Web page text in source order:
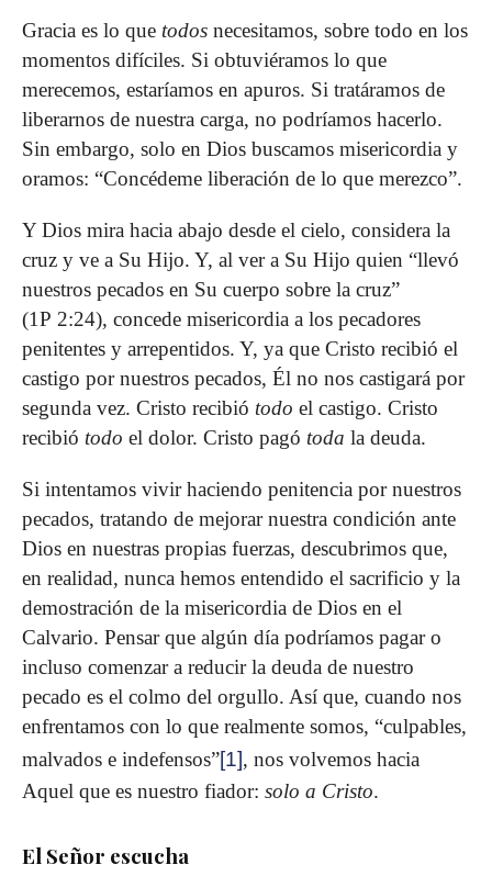
Gracia es lo que todos necesitamos, sobre todo en los
momentos difíciles. Si obtuviéramos lo que
merecemos, estaríamos en apuros. Si tratáramos de
liberarnos de nuestra carga, no podríamos hacerlo.
Sin embargo, solo en Dios buscamos misericordia y
oramos: “Concédeme liberación de lo que merezco”.
Y Dios mira hacia abajo desde el cielo, considera la
cruz y ve a Su Hijo. Y, al ver a Su Hijo quien “llevó
nuestros pecados en Su cuerpo sobre la cruz”
(1P 2:24), concede misericordia a los pecadores
penitentes y arrepentidos. Y, ya que Cristo recibió el
castigo por nuestros pecados, Él no nos castigará por
segunda vez. Cristo recibió todo el castigo. Cristo
recibió todo el dolor. Cristo pagó toda la deuda.
Si intentamos vivir haciendo penitencia por nuestros
pecados, tratando de mejorar nuestra condición ante
Dios en nuestras propias fuerzas, descubrimos que,
en realidad, nunca hemos entendido el sacrificio y la
demostración de la misericordia de Dios en el
Calvario. Pensar que algún día podríamos pagar o
incluso comenzar a reducir la deuda de nuestro
pecado es el colmo del orgullo. Así que, cuando nos
enfrentamos con lo que realmente somos, “culpables,
malvados e indefensos”[1], nos volvemos hacia
Aquel que es nuestro fiador: solo a Cristo.
El Señor escucha